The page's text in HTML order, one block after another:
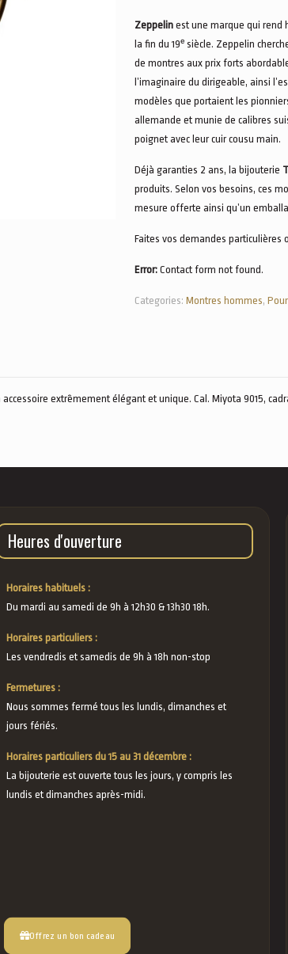
Zeppelin est une marque qui rend
la fin du 19ᵉ siècle. Zeppelin
de montres aux prix forts
l’imaginaire du dirigeable, ainsi
modèles que portaient les
allemande et munie de calibres
poignet avec leur cuir cousu main.
Déjà garanties 2 ans, la bijouterie
produits. Selon vos besoins, ces
mesure offerte ainsi qu’un
Faites vos demandes particulières
Error: Contact form not found.
Categories: Montres hommes,
extrêmement élégant et unique. Cal. Miyota 9015,
Heures d'ouverture
Horaires habituels :
Du mardi au samedi de 9h à 12h30 & 13h30 18h.
Horaires particuliers :
Les vendredis et samedis de 9h à 18h non-stop
Fermetures :
Nous sommes fermé tous les lundis, dimanches et
jours fériés.
Horaires particuliers du 15 au 31 décembre :
La bijouterie est ouverte tous les jours, y compris les
lundis et dimanches après-midi.
Offrez un bon cadeau